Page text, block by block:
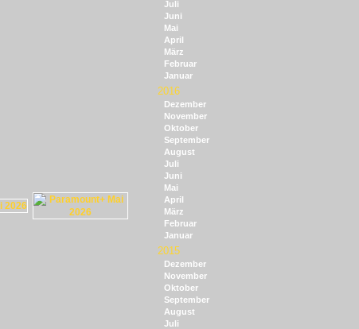
Juli
Juni
Mai
April
März
Februar
Januar
2016
Dezember
November
Oktober
September
August
Juli
Juni
Mai
April
März
Februar
Januar
2015
Dezember
November
Oktober
September
August
Juli